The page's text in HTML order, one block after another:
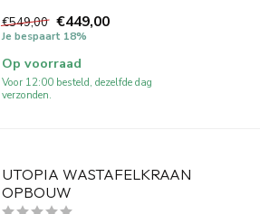
€549,00 €449,00
Je bespaart 18%
Op voorraad
Voor 12:00 besteld, dezelfde dag
verzonden.
UTOPIA WASTAFELKRAAN
OPBOUW